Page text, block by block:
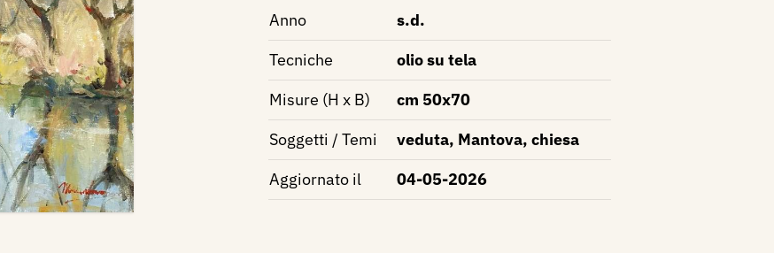
Anno
s.d.
Tecniche
olio su tela
Misure (H x B)
cm 50x70
Soggetti / Temi
veduta, Mantova, chiesa
Aggiornato il
04-05-2026